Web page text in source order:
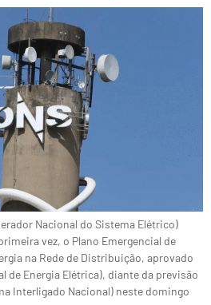
Nacional do Sistema Elétrico)
vez, o Plano Emergencial de
na Rede de Distribuição, aprovado
de Energia Elétrica), diante da previsão
Interligado Nacional) neste domingo